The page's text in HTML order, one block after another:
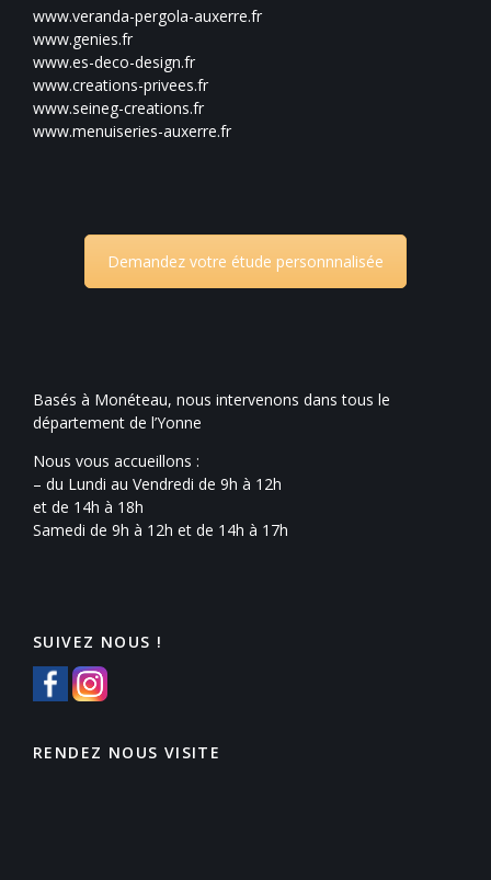
www.veranda-pergola-auxerre.fr
www.genies.fr
www.es-deco-design.fr
www.creations-privees.fr
www.seineg-creations.fr
www.menuiseries-auxerre.fr
Demandez votre étude personnnalisée
Basés à Monéteau, nous intervenons dans tous le
département de l’Yonne
Nous vous accueillons :
– du Lundi au Vendredi de 9h à 12h
et de 14h à 18h
Samedi de 9h à 12h et de 14h à 17h
SUIVEZ NOUS !
RENDEZ NOUS VISITE